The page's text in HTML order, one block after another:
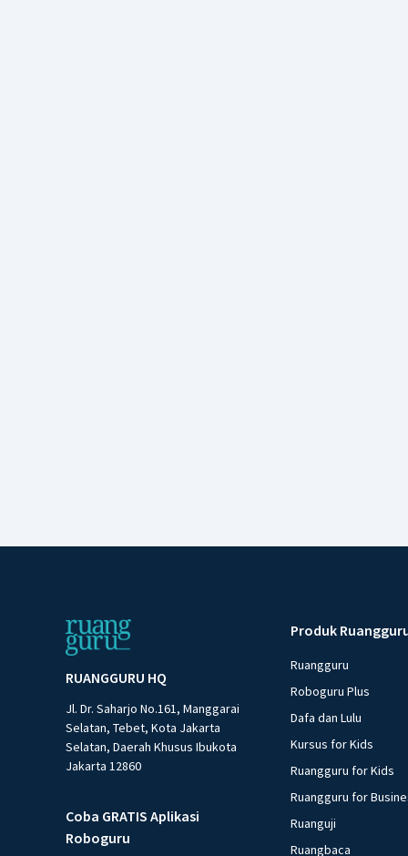
RUANGGURU HQ
Jl. Dr. Saharjo No.161, Manggarai
Selatan, Tebet, Kota Jakarta
Selatan, Daerah Khusus Ibukota
Jakarta 12860
Coba GRATIS Aplikasi
Roboguru
Produk
Ruangguru
Roboguru Plus
Dafa dan Lulu
Kursus for Kids
Ruangguru for Kids
Ruangguru for
Ruanguji
Ruangbaca